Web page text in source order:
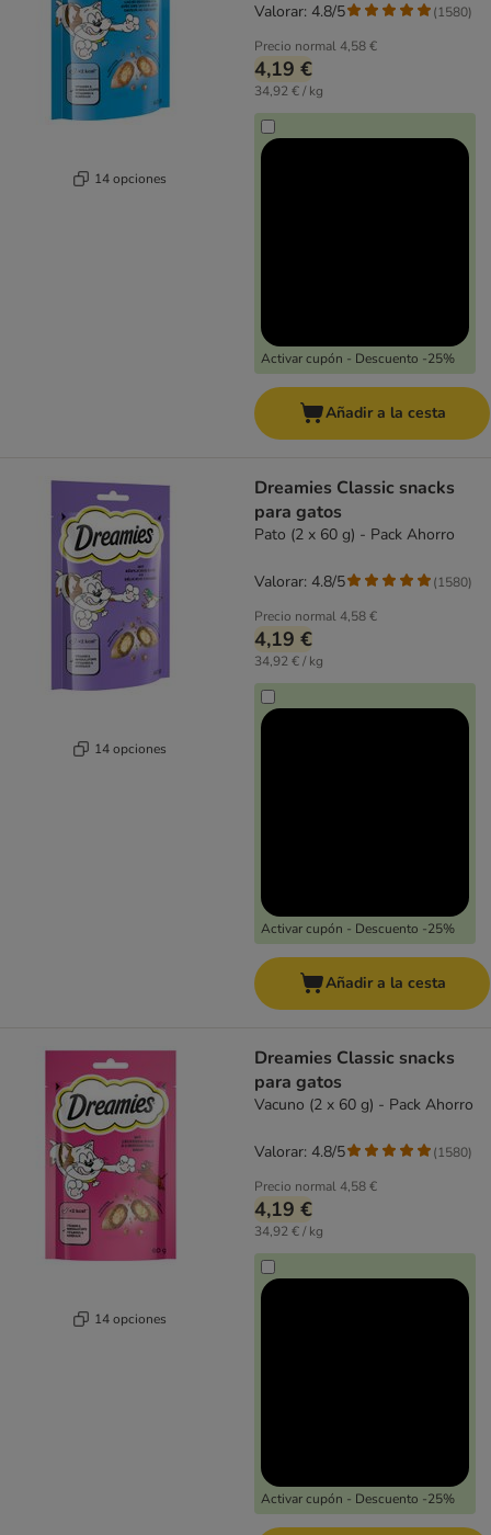
14 opciones
Precio normal4,58 €
4,19 €
34,92 € / kg
Activar cupón - Descuento -25%
Valorar: 4.8/5 (1580)
Añadir a la cesta
14 opciones
Dreamies Classic snacks
para gatos
Pato (2 x 60 g) - Pack Ahorro
Precio normal4,58 €
4,19 €
34,92 € / kg
Activar cupón - Descuento -25%
Valorar: 4.8/5 (1580)
Añadir a la cesta
14 opciones
Dreamies Classic snacks
para gatos
Vacuno (2 x 60 g) - Pack Ahorro
Precio normal4,58 €
4,19 €
34,92 € / kg
Activar cupón - Descuento -25%
Valorar: 4.8/5 (1580)